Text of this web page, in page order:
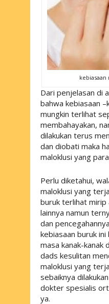
kebiasaan
Dari penjelasan di
bahwa kebiasaan
mungkin terlihat
membahayakan,
dilakukan terus
dan diobati maka
maloklusi yang
Perlu diketahui,
maloklusi yang
buruk terlihat mirip
lainnya namun
dan
kebiasaan buruk
masa kanak-kanak
dads kesulitan
maloklusi yang
sebaiknya
dokter spesialis
ya.